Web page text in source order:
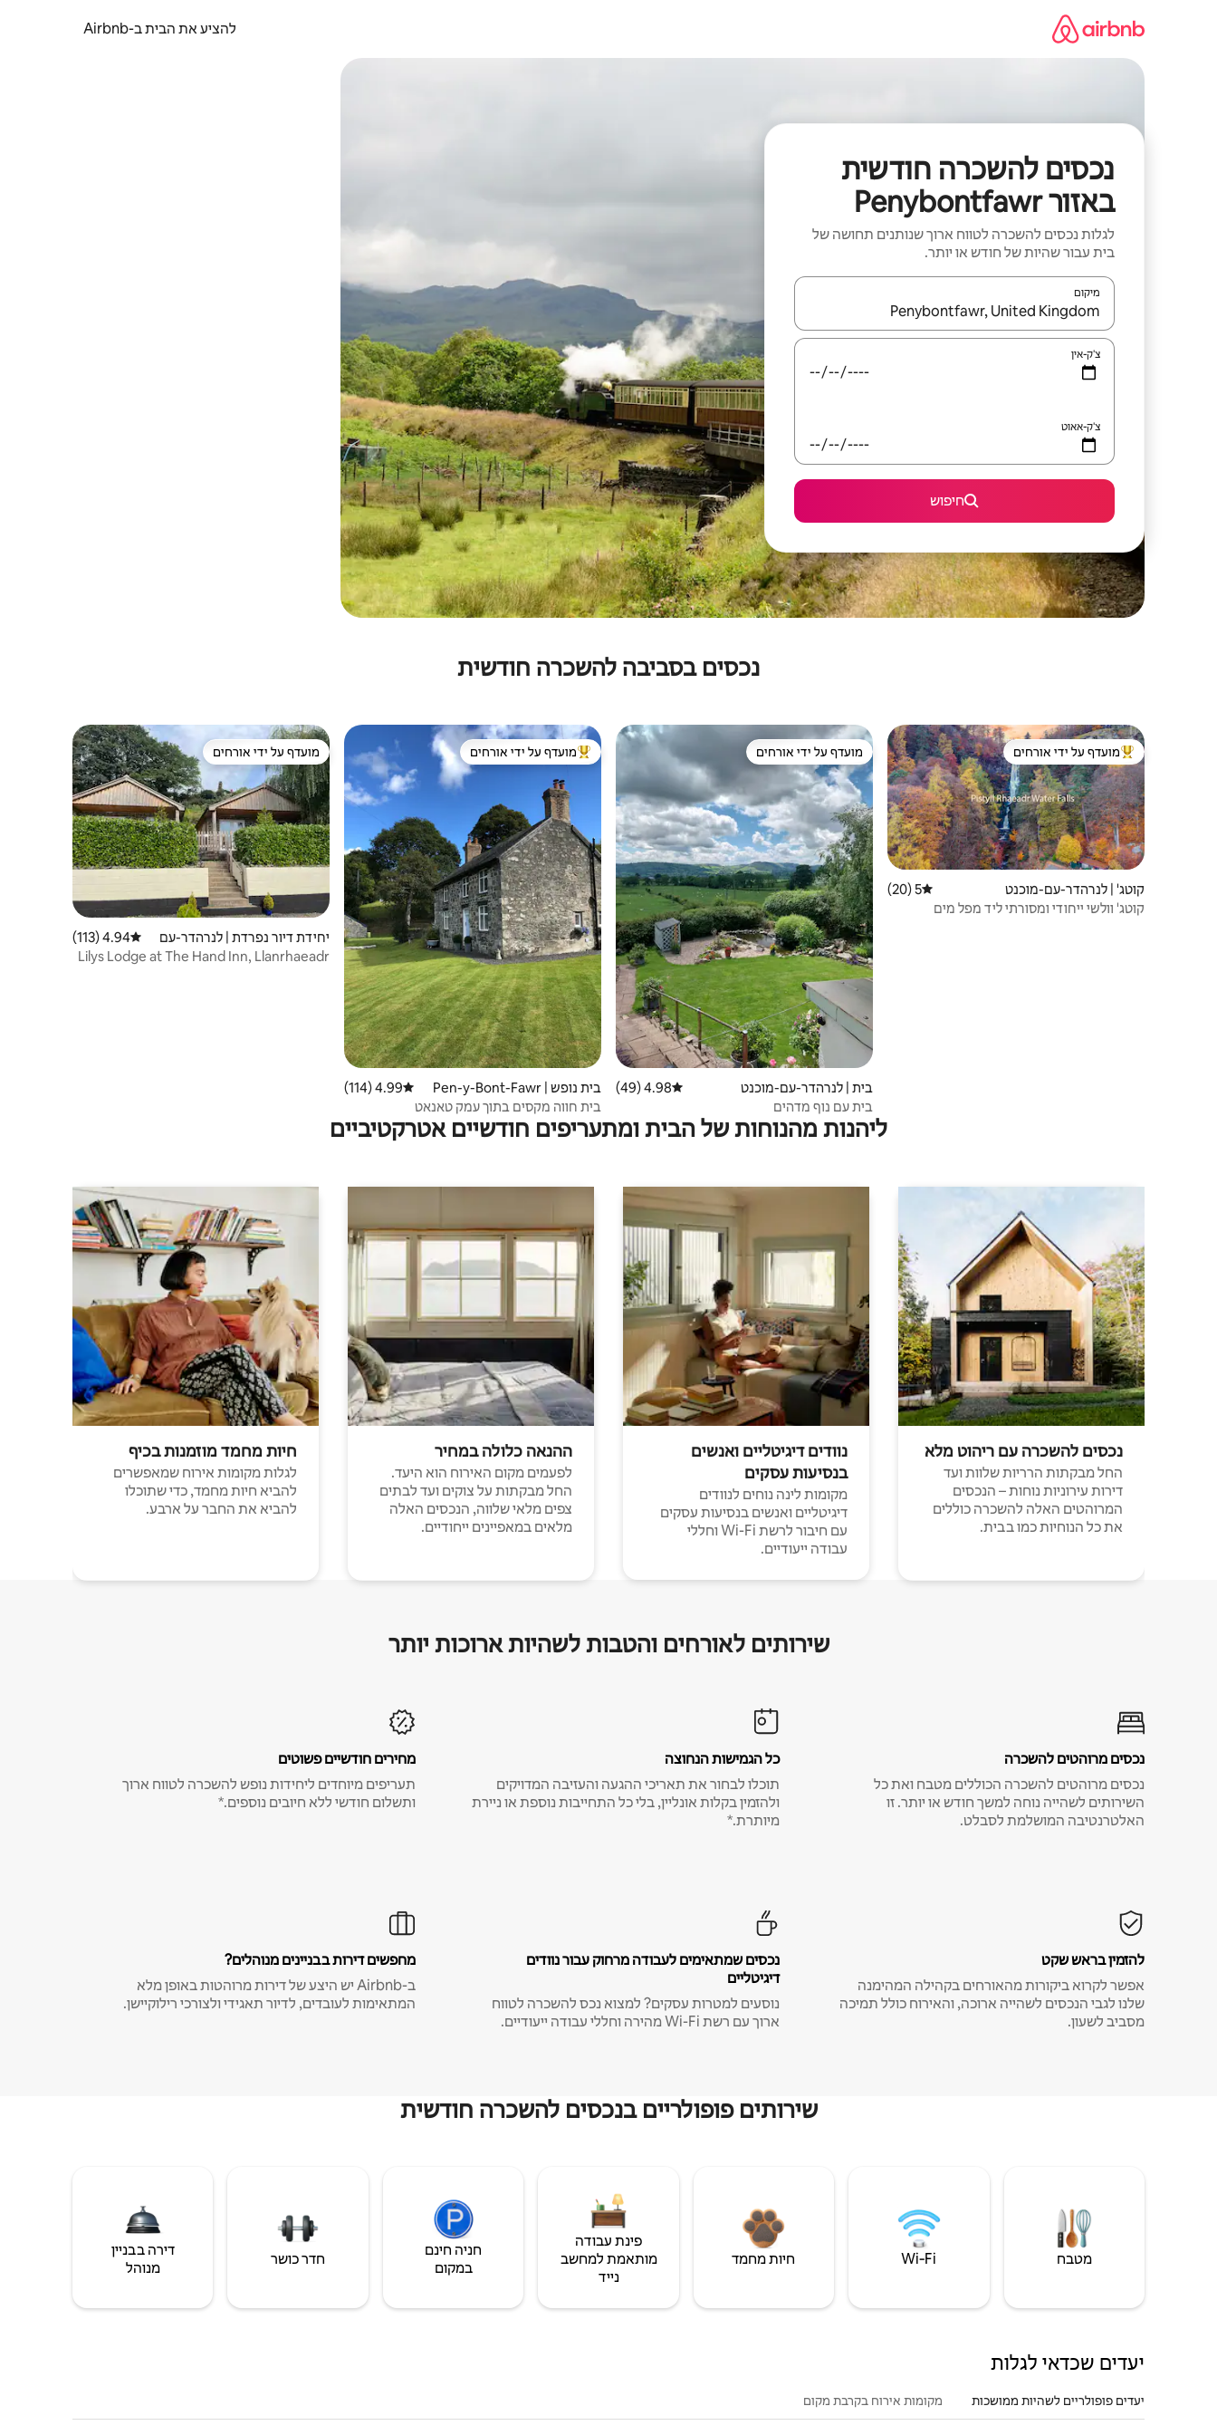
להציע את הבית ב-Airbnb
נכסים להשכרה חודשית
באזור Penybontfawr
לגלות נכסים להשכרה לטווח ארוך שנותנים תחושה של
בית עבור שהיות של חודש או יותר.
מיקום
כאשר התוצאות יהיו זמינות, יש לנווט עם מקשי החיצים למעלה ולמטה או לעיין בעזרת תנועות מגע או החלקה.
צ'ק-אין
צ'ק-אאוט
חיפוש
נכסים בסביבה להשכרה חודשית
מוביל בקרב נכסים מועדפים על ידי אורחים
מועדף על ידי אורחים
קוטג' | לנרהדר-עם-מוכנט דירוג ממוצע של 5 מתוך 5, 20 ביקורות
5 (20)
קוטג' וולשי ייחודי ומסורתי ליד מפל מים
מועדף על ידי אורחים
מועדף על ידי אורחים
בית | לנרהדר-עם-מוכנט דירוג ממוצע של 4.98 מתוך 5, 49 ביקורות
4.98 (49)
בית עם נוף מדהים
מוביל בקרב נכסים מועדפים על ידי אורחים
מועדף על ידי אורחים
בית נופש | Pen-y-Bont-Fawr דירוג ממוצע של 4.99 מתוך 5, 114 ביקורות
4.99 (114)
בית חווה מקסים בתוך עמק טאנאט
מועדף על ידי אורחים
מועדף על ידי אורחים
יחידת דיור נפרדת | לנרהדר-עם
-מוכנט
דירוג ממוצע של 4.94 מתוך 5, 113 ביקורות
4.94 (113)
Lilys Lodge at The Hand Inn, Llanrhaeadr
ליהנות מהנוחות של הבית ומתעריפים חודשיים אטרקטיביים
נכסים להשכרה עם ריהוט מלא
החל מבקתות הרריות שלוות ועד
דירות עירוניות נוחות – הנכסים
המרוהטים האלה להשכרה כוללים
את כל הנוחיות כמו בבית.
נוודים דיגיטליים ואנשים
בנסיעות עסקים
מקומות לינה נוחים לנוודים
דיגיטליים ואנשים בנסיעות עסקים
עם חיבור לרשת Wi-Fi וחללי
עבודה ייעודיים.
ההנאה כלולה במחיר
לפעמים מקום האירוח הוא היעד.
החל מבקתות על צוקים ועד לבתים
צפים מלאי שלווה, הנכסים האלה
מלאים במאפיינים ייחודיים.
חיות מחמד מוזמנות בכיף
לגלות מקומות אירוח שמאפשרים
להביא חיות מחמד, כדי שתוכלו
להביא את החבר על ארבע.
שירותים לאורחים והטבות לשהיות ארוכות יותר
נכסים מרוהטים להשכרה
נכסים מרוהטים להשכרה הכוללים מטבח ואת כל
השירותים לשהייה נוחה למשך חודש או יותר. זו
האלטרנטיבה המושלמת לסבלט.
כל הגמישות הנחוצה
תוכלו לבחור את תאריכי ההגעה והעזיבה המדויקים
ולהזמין בקלות אונליין, בלי כל התחייבות נוספת או ניירת
מיותרת.*
מחירים חודשיים פשוטים
תעריפים מיוחדים ליחידות נופש להשכרה לטווח ארוך
ותשלום חודשי ללא חיובים נוספים.*
להזמין בראש שקט
אפשר לקרוא ביקורות מהאורחים בקהילה המהימנה
שלנו לגבי הנכסים לשהייה ארוכה, והאירוח כולל תמיכה
מסביב לשעון.
נכסים שמתאימים לעבודה מרחוק עבור נוודים
דיגיטליים
נוסעים למטרות עסקים? למצוא נכס להשכרה לטווח
ארוך עם רשת Wi-Fi מהירה וחללי עבודה ייעודיים.
מחפשים דירות בבניינים מנוהלים?
ב-Airbnb יש היצע של דירות מרוהטות באופן מלא
המתאימות לעובדים, לדיור תאגידי ולצורכי רילוקיישן.
שירותים פופולריים בנכסים להשכרה חודשית
מטבח Wi‑Fi חיות מחמד
פינת עבודה
מותאמת למחשב
נייד
חניה חינם
במקום
חדר כושר
דירה בבניין
מנוהל
יעדים שכדאי לגלות
יעדים פופולריים לשהיות ממושכות מקומות אירוח בקרבת מקום